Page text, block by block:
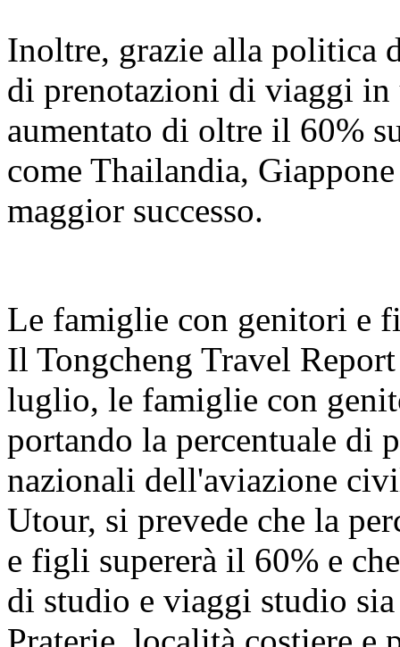
Inoltre, grazie alla politica
di prenotazioni di viaggi in
aumentato di oltre il 60%
come Thailandia,
maggior successo.
Le famiglie con genitori e
Il Tongcheng Travel
luglio, le famiglie con
portando la percentuale di
nazionali dell'aviazione
Utour, si prevede che la
e figli supererà il 60% e
di studio e viaggi studio